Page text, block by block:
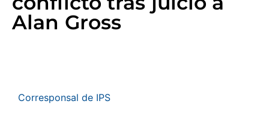
Alan Gross
Corresponsal de IPS